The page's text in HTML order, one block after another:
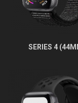
SERIES 4